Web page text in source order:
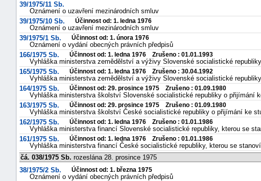
39/1975/11 Sb.
Oznámení o uzavření mezinárodních smluv
39/1975/10 Sb.
Účinnost od: 1. ledna 1976
Oznámení o uzavření mezinárodních smluv
39/1975/1 Sb.
Účinnost od: 1. února 1976
Oznámení o vydání obecných právních předpisů
166/1975 Sb.
Účinnost od: 1. ledna 1976 Zrušeno : 01.01.1993
Vyhláška ministerstva zemědělství a výživy Slovenské socialistické
165/1975 Sb.
Účinnost od: 1. ledna 1976 Zrušeno : 30.04.1992
Vyhláška ministerstva zemědělství a výživy Slovenské socialistické
164/1975 Sb.
Účinnost od: 29. prosince 1975 Zrušeno : 01.09.1980
Vyhláška ministerstva školství Slovenské socialistické republiky o přijímání
163/1975 Sb.
Účinnost od: 29. prosince 1975 Zrušeno : 01.09.1980
Vyhláška ministerstva školství České socialistické republiky o přijímání ke
162/1975 Sb.
Účinnost od: 1. ledna 1976 Zrušeno : 01.01.1986
Vyhláška ministerstva financí Slovenské socialistické republiky, kterou se
161/1975 Sb.
Účinnost od: 1. ledna 1976 Zrušeno : 01.01.1986
Vyhláška ministerstva financí České socialistické republiky, kterou se
čá. 038/1975 Sb. rozeslána 28. prosince 1975
38/1975/2 Sb.
Účinnost od: 1. března 1975
Oznámení o vydání obecných právních předpisů